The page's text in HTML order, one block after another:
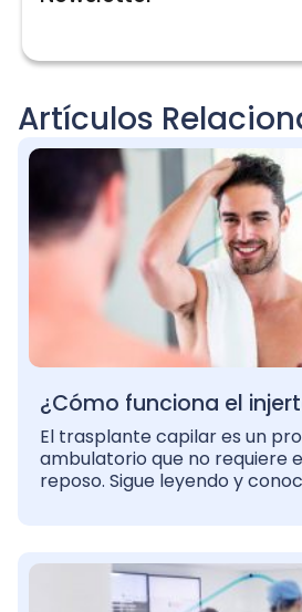
Artículos
¿Cómo funciona el
El trasplante capilar es un
ambulatorio que no requiere
reposo. Sigue leyendo y